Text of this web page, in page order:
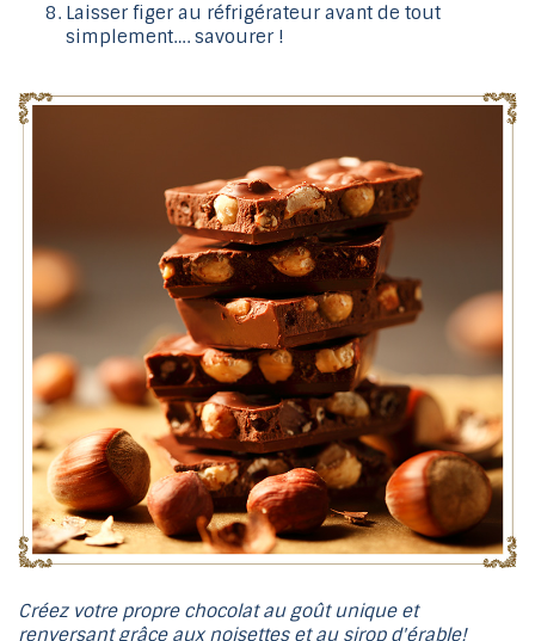
Laisser figer au réfrigérateur avant de tout
simplement…. savourer !
Créez votre propre chocolat au goût unique et
renversant grâce aux noisettes et au sirop d'érable!